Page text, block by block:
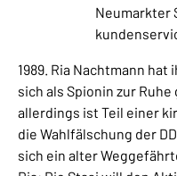
Neumarkter
1989. Ria Nachtmann
sich als Spionin zur
allerdings ist Teil einer
die Wahlfälschung der
sich ein alter